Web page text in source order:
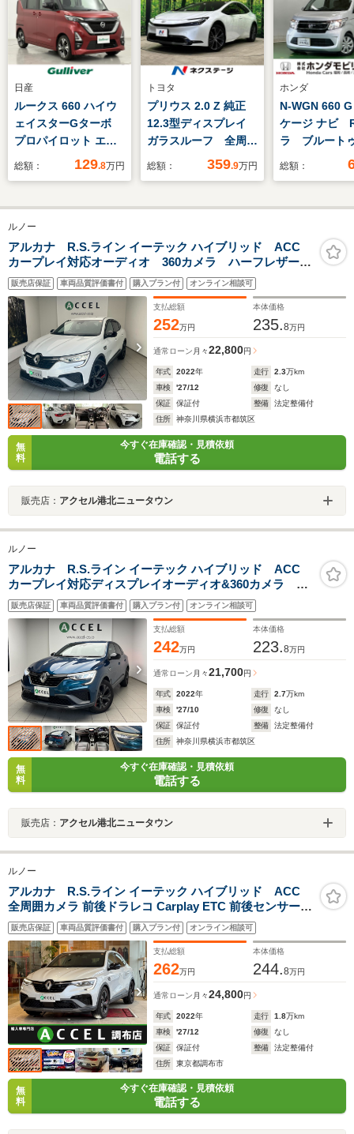
日産
ルークス 660 ハイウ
ェイスターGターボ
プロパイロット エデ
ィション 禁煙車 純
ラ 両側パワースライ
ドドア ETC 前後ド
ラレコ LEDヘッドラ
イト 純正15インチ
AW エマージェンシ
ーブレーキ インテリ
ジェントルームミラー
総額： 129.8万円
トヨタ
プリウス 2.0 Z 純正
12.3型ディスプレイ
ガラスルーフ 全周囲
カメラ セーフティセ
ンチレーション ブラ
ー 電動リアゲート
LEDヘッド ETC2.0
総額： 359.9万円
ホンダ
N-WGN 660
ケージ ナビ
ラ ブルート
総額：
ルノー
アルカナ R.S.ライン イーテック ハイブリッド ACC
カープレイ対応オーディオ 360カメラ ハーフレザーシ
ート&シートヒーター デジタルインナーミラー LEDヘ
ッドライト ステアリングヒーター ワイヤレスチャー
ジ オートホールド ワンオーナー
販売店保証 車両品質評価書付 購入プラン付 オンライン相談可
支払総額
252万円
本体価格
235.8万円
通常ローン 月々22,800円
年式 2022年 走行 2.3万km
車検
'27/12 修復
なし
保証
保証付 整備
法定整備付
住所
神奈川県横浜市都筑区
無
料
今すぐ在庫確認・見積依頼
電話する
販売店： アクセル港北ニュータウン
ルノー
アルカナ R.S.ライン イーテック ハイブリッド ACC
カープレイ対応ディスプレイオーディオ&360カメラ レ
ーンアシスト&ブラインドアシスト ハーフレザースポー
ツシート&シートヒーター LEDライト ステアリングヒ
ーター アンビエントライト 18AW
販売店保証 車両品質評価書付 購入プラン付 オンライン相談可
支払総額
242万円
本体価格
223.8万円
通常ローン 月々21,700円
年式 2022年 走行 2.7万km
車検
'27/10 修復
なし
保証
保証付 整備
法定整備付
住所
神奈川県横浜市都筑区
無
料
今すぐ在庫確認・見積依頼
電話する
販売店： アクセル港北ニュータウン
ルノー
アルカナ R.S.ライン イーテック ハイブリッド ACC
全周囲カメラ 前後ドラレコ Carplay ETC 前後センサー
シートヒーター LEDヘッドライト 純正18インチアルミ
販売店保証 車両品質評価書付 購入プラン付 オンライン相談可
支払総額
262万円
本体価格
244.8万円
通常ローン 月々24,800円
年式 2022年 走行 1.8万km
車検
'27/12 修復
なし
保証
保証付 整備
法定整備付
住所
東京都調布市
無
料
今すぐ在庫確認・見積依頼
電話する